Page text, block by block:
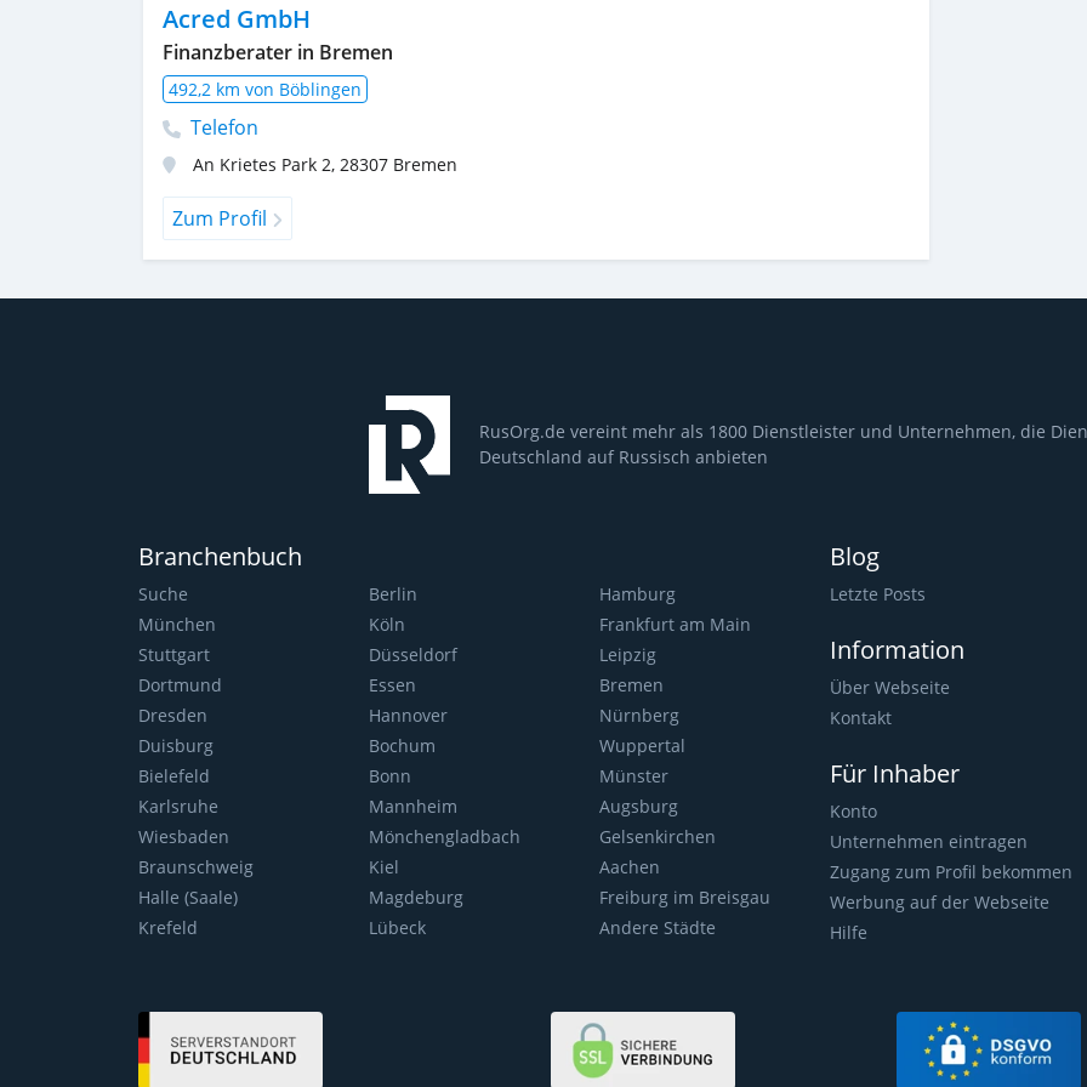
Acred GmbH
Finanzberater in Bremen
492,2 km von Böblingen
Telefon
An Krietes Park 2, 28307 Bremen
Zum Profil
RusOrg.de vereint mehr als 1800 Dienstleister und Unternehmen, die
Deutschland auf Russisch anbieten
Branchenbuch
Suche Berlin
Hamburg
München
Köln
Frankfurt am Main
Stuttgart
Düsseldorf
Leipzig
Dortmund
Essen
Bremen
Dresden
Hannover
Nürnberg
Duisburg
Bochum
Wuppertal
Bielefeld
Bonn
Münster
Karlsruhe
Mannheim
Augsburg
Wiesbaden
Mönchengladbach
Gelsenkirchen
Braunschweig
Kiel
Aachen
Halle (Saale)
Magdeburg
Freiburg im Breisgau
Krefeld
Lübeck Andere Städte
Blog
Letzte Posts
Information
Über Webseite
Kontakt
Für Inhaber
Konto
Unternehmen eintragen
Zugang zum Profil bekommen
Werbung auf der Webseite
Hilfe